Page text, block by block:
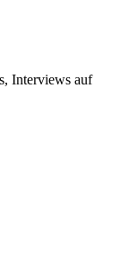
Interviews auf